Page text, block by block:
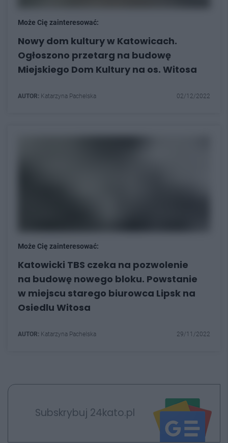
Może Cię zainteresować:
Nowy dom kultury w Katowicach.
Ogłoszono przetarg na budowę
Miejskiego Dom Kultury na os. Witosa
AUTOR: Katarzyna Pachelska 02/12/2022
Może Cię zainteresować:
Katowicki TBS czeka na pozwolenie
na budowę nowego bloku. Powstanie
w miejscu starego biurowca Lipsk na
Osiedlu Witosa
AUTOR: Katarzyna Pachelska 29/11/2022
Subskrybuj 24kato.pl